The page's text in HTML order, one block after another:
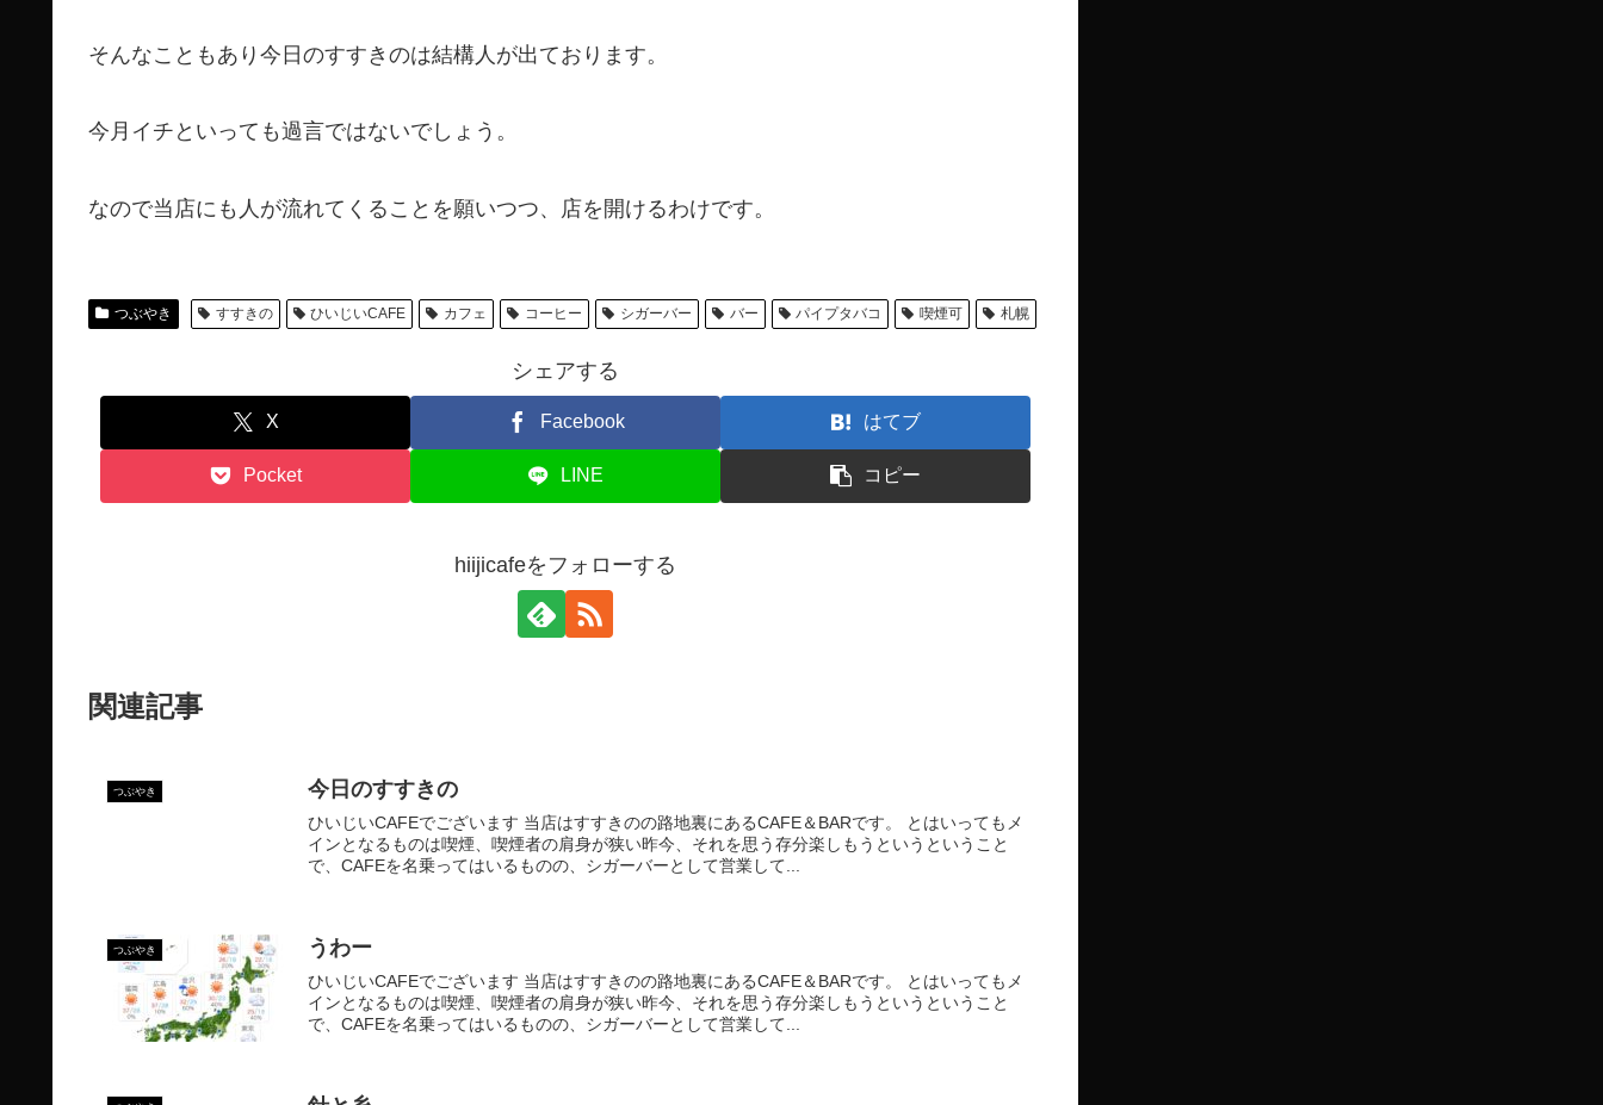
そんなこともあり今日のすすきのは結構人が出ております。
今月イチといっても過言ではないでしょう。
なので当店にも人が流れてくることを願いつつ、店を開けるわけです。
つぶやき すすきの ひいじいCAFE カフェ コーヒー シガーバー バー パイプタバコ 喫煙可 札幌
シェアする
X Facebook はてブ
Pocket LINE コピー
hiijicafeをフォローする
関連記事
つぶやき 今日のすすきの
ひいじいCAFEでございます 当店はすすきのの路地裏にあるCAFE＆BARです。 とはいってもメ
インとなるものは喫煙、喫煙者の肩身が狭い昨今、それを思う存分楽しもうというということ
で、CAFEを名乗ってはいるものの、シガーバーとして営業して...
つぶやき うわー
ひいじいCAFEでございます 当店はすすきのの路地裏にあるCAFE＆BARです。 とはいってもメ
インとなるものは喫煙、喫煙者の肩身が狭い昨今、それを思う存分楽しもうというということ
で、CAFEを名乗ってはいるものの、シガーバーとして営業して...